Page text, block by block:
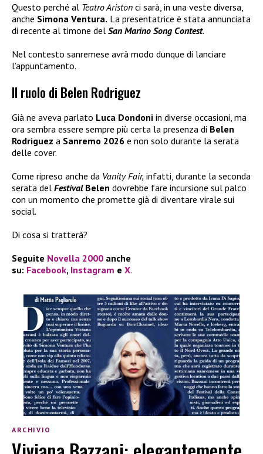
Questo perché al Teatro Ariston ci sarà, in una veste diversa,
anche Simona Ventura. La presentatrice è stata annunciata
di recente al timone del San Marino Song Contest.
Nel contesto sanremese avrà modo dunque di lanciare
l’appuntamento.
Il ruolo di Belen Rodriguez
Già ne aveva parlato Luca Dondoni in diverse occasioni, ma
ora sembra essere sempre più certa la presenza di Belen
Rodriguez a Sanremo 2026 e non solo durante la serata
delle cover.
Come ripreso anche da Vanity Fair, infatti, durante la seconda
serata del Festival Belen dovrebbe fare incursione sul palco
con un momento che promette già di diventare virale sui
social.
Di cosa si tratterà?
Seguite Novella 2000 anche
su: Facebook, Instagram e X.
ARCHIVIO